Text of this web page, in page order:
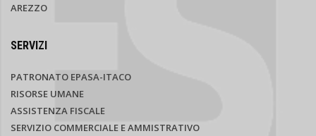
AREZZO
SERVIZI
PATRONATO EPASA-ITACO
RISORSE UMANE
ASSISTENZA FISCALE
SERVIZIO COMMERCIALE E AMMISTRATIVO